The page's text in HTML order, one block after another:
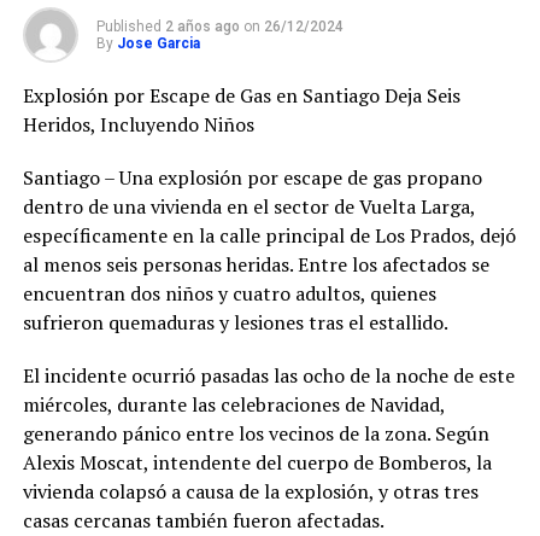
Published 2 años ago on 26/12/2024
By Jose Garcia
Explosión por Escape de Gas en Santiago Deja Seis
Heridos, Incluyendo Niños
Santiago – Una explosión por escape de gas propano
dentro de una vivienda en el sector de Vuelta Larga,
específicamente en la calle principal de Los Prados, dejó
al menos seis personas heridas. Entre los afectados se
encuentran dos niños y cuatro adultos, quienes
sufrieron quemaduras y lesiones tras el estallido.
El incidente ocurrió pasadas las ocho de la noche de este
miércoles, durante las celebraciones de Navidad,
generando pánico entre los vecinos de la zona. Según
Alexis Moscat, intendente del cuerpo de Bomberos, la
vivienda colapsó a causa de la explosión, y otras tres
casas cercanas también fueron afectadas.